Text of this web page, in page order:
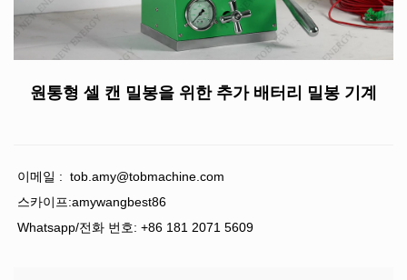
원통형 셀 캔 밀봉을 위한 추가 배터리 밀봉 기계
이메일 : tob.amy@tobmachine.com
스카이프:amywangbest86
Whatsapp/전화 번호: +86 181 2071 5609